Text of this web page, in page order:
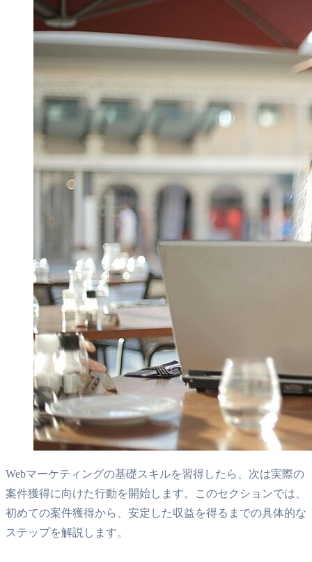
Webマーケティングの基礎スキルを習得したら、次は実際の
案件獲得に向けた行動を開始します。このセクションでは、
初めての案件獲得から、安定した収益を得るまでの具体的な
ステップを解説します。